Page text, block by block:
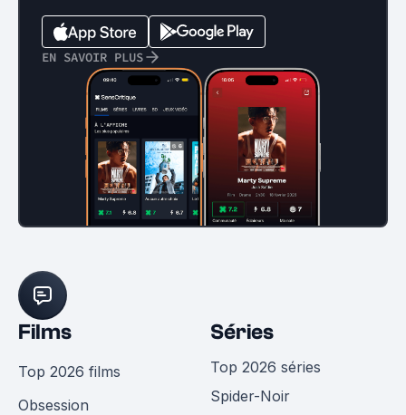
EN SAVOIR PLUS
Films
Top 2026 films
Obsession
Séries
Top 2026 séries
Spider-Noir